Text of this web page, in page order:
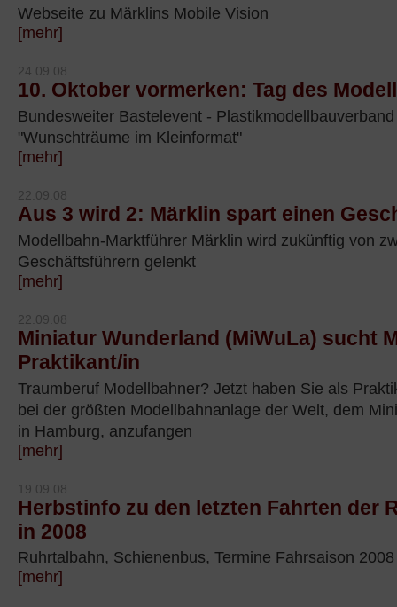
Webseite zu Märklins Mobile Vision
[mehr]
24.09.08
10. Oktober vormerken: Tag des
Bundesweiter Bastelevent -
"Wunschträume im Kleinformat"
[mehr]
22.09.08
Aus 3 wird 2: Märklin spart einen
Modellbahn-Marktführer Märklin wird zukünftig von
Geschäftsführern gelenkt
[mehr]
22.09.08
Miniatur Wunderland (MiWuLa) sucht
Praktikant/in
Traumberuf Modellbahner? Jetzt haben Sie als
bei der größten Modellbahnanlage der Welt, dem
in Hamburg, anzufangen
[mehr]
19.09.08
Herbstinfo zu den letzten Fahrten der
in 2008
Ruhrtalbahn, Schienenbus, Termine Fahrsaison 2008
[mehr]